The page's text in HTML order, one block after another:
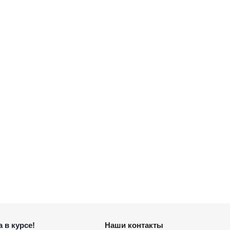
в курсе! Наши контакты